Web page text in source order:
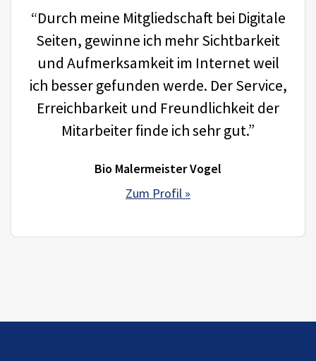
“Durch meine Mitgliedschaft bei Digitale
Seiten, gewinne ich mehr Sichtbarkeit
und Aufmerksamkeit im Internet weil
ich besser gefunden werde. Der Service,
Erreichbarkeit und Freundlichkeit der
Mitarbeiter finde ich sehr gut.”
Bio Malermeister Vogel
Zum Profil »